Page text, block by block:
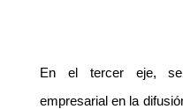
En el tercer eje,
empresarial en la